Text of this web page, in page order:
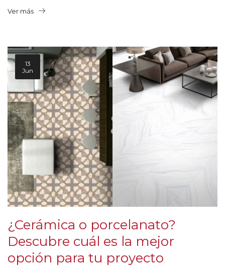
Ver más
13
Jun
¿Cerámica o porcelanato?
Descubre cuál es la mejor
opción para tu proyecto